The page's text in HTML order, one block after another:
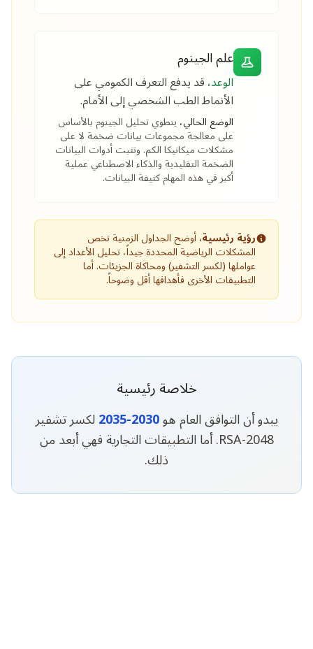
علم الجينوم
الوعد،قد يدفع التعرف الكمومي على
الأنماط الطب الشخصي إلى الأمام.
الوضع الحالي،ينطوي تحليل الجينوم بالأساس
على معالجة مجموعات بيانات ضخمة لا على
مشكلات ميكانيكا الكم. وتثبت أدوات البيانات
الضخمة التقليدية والذكاء الاصطناعي عملية
أكبر في هذه المهام كثيفة البيانات.
رؤية رئيسية،أوضح الجداول الزمنية تخص
المشكلات الرياضية المحددة جيداً، تحليل الأعداد إلى
عواملها (لكسر التشفير) ومحاكاة الجزيئات. أما
التطبيقات الأخرى فأهدافها أقل وضوحاً.
خلاصة رئيسية
يبدو أن التوافق العام هو2030-2035 لكسر تشفير
RSA-2048. أما التطبيقات التجارية فهي أبعد من
ذلك.